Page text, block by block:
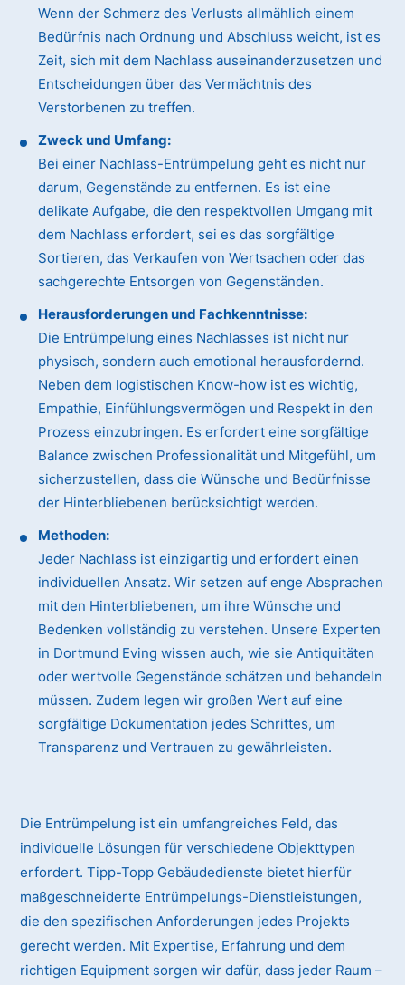
Wenn der Schmerz des Verlusts allmählich einem
Bedürfnis nach Ordnung und Abschluss weicht, ist es
Zeit, sich mit dem Nachlass auseinanderzusetzen und
Entscheidungen über das Vermächtnis des
Verstorbenen zu treffen.
Zweck und Umfang:
Bei einer Nachlass-Entrümpelung geht es nicht nur
darum, Gegenstände zu entfernen. Es ist eine
delikate Aufgabe, die den respektvollen Umgang mit
dem Nachlass erfordert, sei es das sorgfältige
Sortieren, das Verkaufen von Wertsachen oder das
sachgerechte Entsorgen von Gegenständen.
Herausforderungen und Fachkenntnisse:
Die Entrümpelung eines Nachlasses ist nicht nur
physisch, sondern auch emotional herausfordernd.
Neben dem logistischen Know-how ist es wichtig,
Empathie, Einfühlungsvermögen und Respekt in den
Prozess einzubringen. Es erfordert eine sorgfältige
Balance zwischen Professionalität und Mitgefühl, um
sicherzustellen, dass die Wünsche und Bedürfnisse
der Hinterbliebenen berücksichtigt werden.
Methoden:
Jeder Nachlass ist einzigartig und erfordert einen
individuellen Ansatz. Wir setzen auf enge Absprachen
mit den Hinterbliebenen, um ihre Wünsche und
Bedenken vollständig zu verstehen. Unsere Experten
in Dortmund Eving wissen auch, wie sie Antiquitäten
oder wertvolle Gegenstände schätzen und behandeln
müssen. Zudem legen wir großen Wert auf eine
sorgfältige Dokumentation jedes Schrittes, um
Transparenz und Vertrauen zu gewährleisten.
Die Entrümpelung ist ein umfangreiches Feld, das
individuelle Lösungen für verschiedene Objekttypen
erfordert. Tipp-Topp Gebäudedienste bietet hierfür
maßgeschneiderte Entrümpelungs-Dienstleistungen,
die den spezifischen Anforderungen jedes Projekts
gerecht werden. Mit Expertise, Erfahrung und dem
richtigen Equipment sorgen wir dafür, dass jeder Raum –